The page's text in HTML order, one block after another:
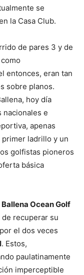
se
la Casa Club.
de pares 3 y de
entonces, eran tan
sobre planos.
hoy día
e
apenas
ladrillo y un
golfistas pioneros
básica
Ocean Golf
recuperar su
el dos veces
. Estos,
paulatinamente
imperceptible